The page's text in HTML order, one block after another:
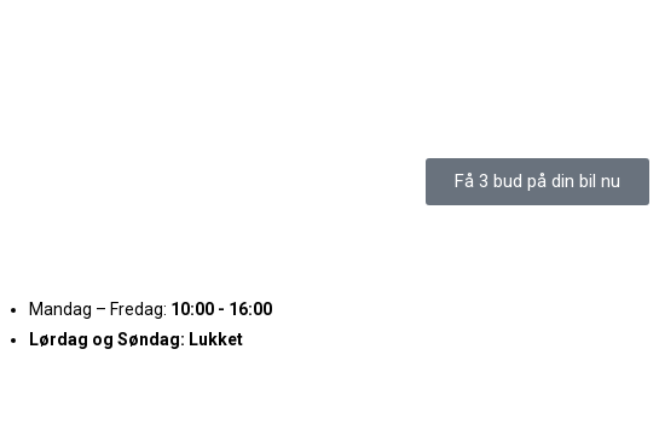
Få 3 bud på din bil nu
Mandag – Fredag: 10:00 - 16:00
Lørdag og Søndag: Lukket